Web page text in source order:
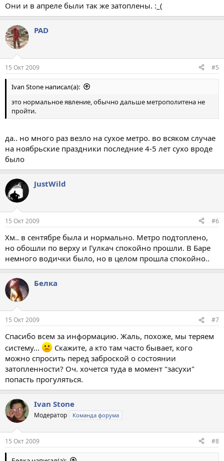
Они и в апреле были так же затоплены. :_(
PAD
15 Окт 2009 #5
Ivan Stone написал(а):
это нормальное явление, обычно дальше метрополитена не
пройти.
да.. но много раз везло на сухое метро. во всяком случае
на ноябрьские праздники последние 4-5 лет сухо вроде
было
JustWild
15 Окт 2009 #6
Хм.. в сентябре была и нормально. Метро подтоплено,
но обошли по верху и Гулкач спокойно прошли. В Баре
немного водички было, но в целом прошла спокойно..
Белка
15 Окт 2009 #7
Спасибо всем за информацию. Жаль, похоже, мы теряем
систему...
Скажите, а кто там часто бывает, кого
можно спросить перед заброской о состоянии
затопленности? Оч. хочется туда в момент "засухи"
попасть прогуляться.
Ivan Stone
Модератор Команда форума
15 Окт 2009 #8